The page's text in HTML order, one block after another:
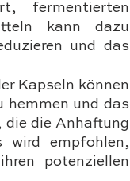
fermentierten
kann dazu
und das
Kapseln können
hemmen und das
die die Anhaftung
wird empfohlen,
potenziellen